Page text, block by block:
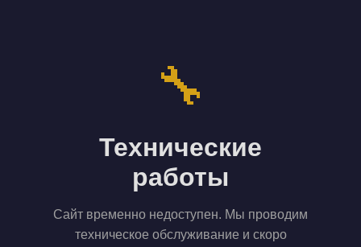
🔧
Технические
работы
Сайт временно недоступен. Мы проводим
техническое обслуживание и скоро